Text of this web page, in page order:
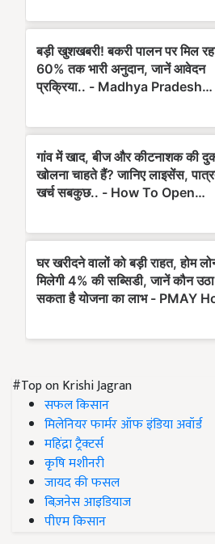
#Top on Krishi Jagran
सफल किसान
मिलेनियर फार्मर ऑफ इंडिया अवॉर्ड
महिंद्रा ट्रैक्टर्स
कृषि मशीनरी
जायद की फसल
बिज़नेस आइडियाज
पीएम किसान